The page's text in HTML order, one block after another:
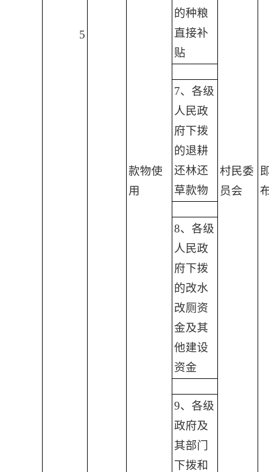
5
款物使
用
村民委
员会
的种粮
直接补
贴
7、各级
人民政
府下拨
的退耕
还林还
草款物
8、各级
人民政
府下拨
的改水
改厕资
金及其
他建设
资金
9、各级
政府及
其部门
下拨和